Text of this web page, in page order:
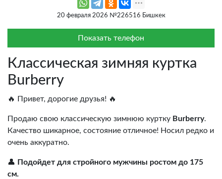
20 февраля 2026 №226516 Бишкек
Показать телефон
Классическая зимняя куртка
Burberry
🔥 Привет, дорогие друзья! 🔥
Продаю свою классическую зимнюю куртку Burberry.
Качество шикарное, состояние отличное! Носил редко и
очень аккуратно.
👤 Подойдет для стройного мужчины ростом до 175
см.